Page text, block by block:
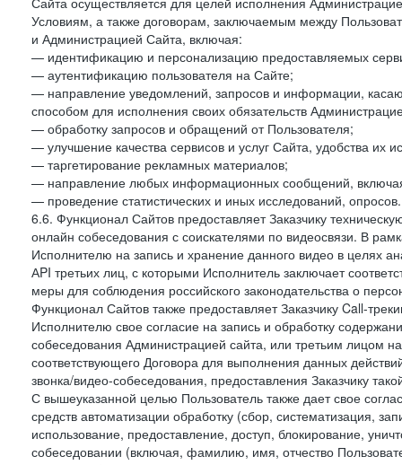
Условиям, а также договорам, заключаемым между
и Администрацией Сайта, включая:
— идентификацию и персонализацию предоставляемых
— аутентификацию пользователя на Сайте;
— направление уведомлений, запросов и информации,
способом для исполнения своих обязательств
— обработку запросов и обращений от Пользователя;
— улучшение качества сервисов и услуг Сайта, удобства их
— таргетирование рекламных материалов;
— направление любых информационных сообщений,
— проведение статистических и иных исследований, опросов.
6.6. Функционал Сайтов предоставляет Заказчику
онлайн собеседования с соискателями по видеосвязи. В
Исполнителю на запись и хранение данного видео в целях
АPI третьих лиц, с которыми Исполнитель заключает
меры для соблюдения российского законодательства о
Функционал Сайтов также предоставляет Заказчику Call-
Исполнителю свое согласие на запись и обработку
собеседования Администрацией сайта, или третьим лицом
соответствующего Договора для выполнения данных
звонка/видео-собеседования, предоставления Заказчику
С вышеуказанной целью Пользователь также дает свое
средств автоматизации обработку (сбор, систематизация,
использование, предоставление, доступ, блокирование,
собеседовании (включая, фамилию, имя, отчество